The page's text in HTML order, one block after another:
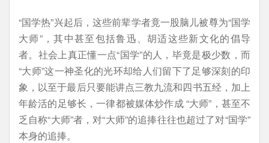
“国学热”兴起后，这些前辈学者竟一股脑儿被尊为“国学
大师”，其中甚至包括鲁迅、胡适这些新文化的倡导
者。社会上真正懂一点“国学”的人，毕竟是极少数，而
“大师”这一神圣化的光环却给人们留下了足够深刻的印
象，以至于最后只要能讲点三教九流和四书五经，加上
年龄活的足够长，一律都被媒体炒作成 “大师”，甚至不
乏自称“大师”者，对“大师”的追捧往往也超过了对“国学”
本身的追捧。